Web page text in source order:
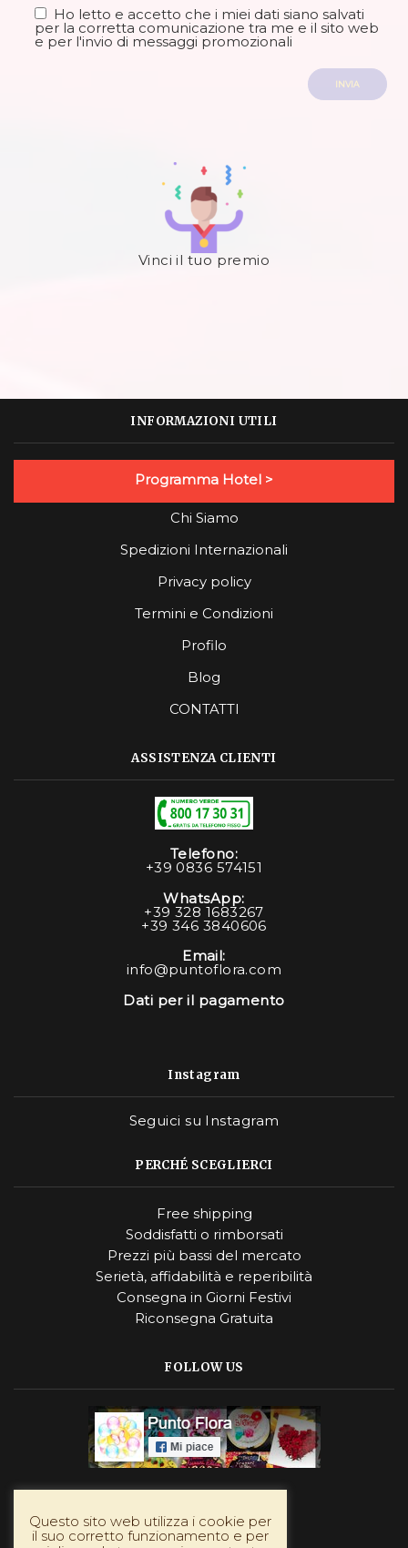
Ho letto e accetto che i miei dati siano salvati
per la corretta comunicazione tra me e il sito web
e per l'invio di messaggi promozionali
Vinci il tuo premio
INFORMAZIONI UTILI
Programma Hotel >
Chi Siamo
Spedizioni Internazionali
Privacy policy
Termini e Condizioni
Profilo
Blog
CONTATTI
ASSISTENZA CLIENTI
Telefono:
+39 0836 574151
WhatsApp:
+39 328 1683267
+39 346 3840606
Email:
info@puntoflora.com
Dati per il pagamento
Instagram
Seguici su Instagram
PERCHÉ SCEGLIERCI
Free shipping
Soddisfatti o rimborsati
Prezzi più bassi del mercato
Serietà, affidabilità e reperibilità
Consegna in Giorni Festivi
Riconsegna Gratuita
FOLLOW US
Instagram
Questo sito web utilizza i cookie per
il suo corretto funzionamento e per